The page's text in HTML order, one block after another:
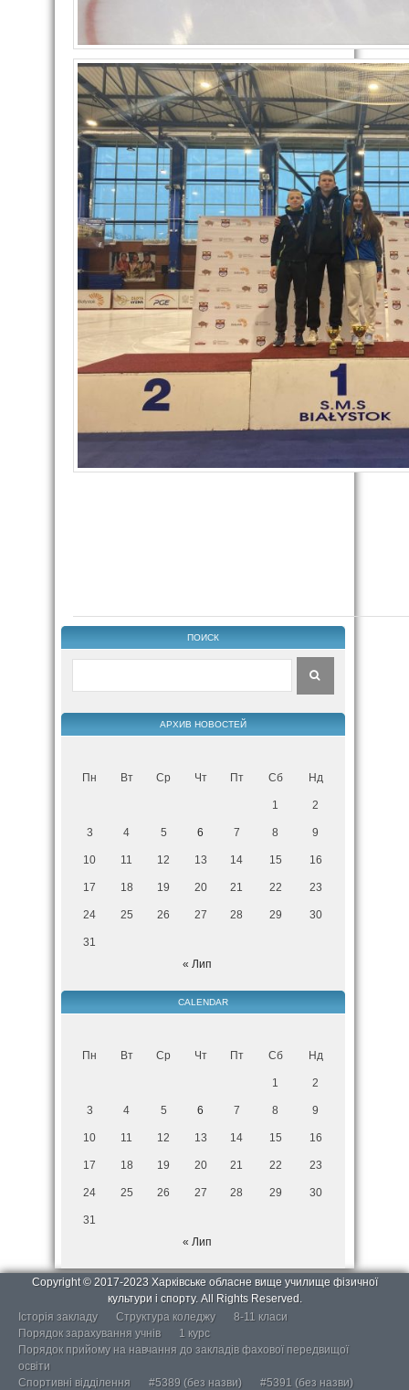
ПОИСК
АРХИВ НОВОСТЕЙ
Пн Вт Ср Чт Пт Сб Нд
1 2
3 4 5 6 7 8 9
10 11 12 13 14 15 16
17 18 19 20 21 22 23
24 25 26 27 28 29 30
31
« Лип
CALENDAR
Пн Вт Ср Чт Пт Сб Нд
1 2
3 4 5 6 7 8 9
10 11 12 13 14 15 16
17 18 19 20 21 22 23
24 25 26 27 28 29 30
31
« Лип
Copyright © 2017-2023 Харківське обласне вище училище фізичної
культури і спорту. All Rights Reserved.
Історія закладу
Структура коледжу
8-11 класи
Порядок зарахування учнів
1 курс
Порядок прийому на навчання до закладів фахової передвищої
освіти
Спортивні відділення
#5389 (без назви)
#5391 (без назви)